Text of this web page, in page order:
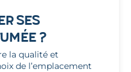
SES
?
la qualité et
de l’emplacement